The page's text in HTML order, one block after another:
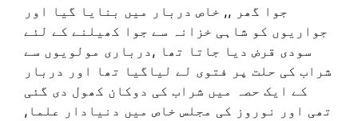
جوا گھر ,, خاص دربار میں بنایا گیا اور
جواریوں کو شاہی خزانہ سے جوا کھیلنے کے لئے
سودی قرض دیا جاتا تھا ,درباری مولویوں سے
شراب کی حلت پر فتوی لے لیاگیا تھا اور دربار
کے ایک حصہ میں شراب کی دوکان کھول دی گئی
تھی اور نوروز کی مجلس خاص میں دنیادار علما,